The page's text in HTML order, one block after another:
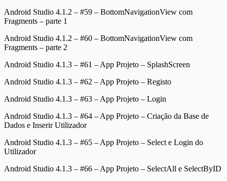
Android Studio 4.1.2 – #59 – BottomNavigationView com
Fragments – parte 1
Android Studio 4.1.2 – #60 – BottomNavigationView com
Fragments – parte 2
Android Studio 4.1.3 – #61 – App Projeto – SplashScreen
Android Studio 4.1.3 – #62 – App Projeto – Registo
Android Studio 4.1.3 – #63 – App Projeto – Login
Android Studio 4.1.3 – #64 – App Projeto – Criação da Base de
Dados e Inserir Utilizador
Android Studio 4.1.3 – #65 – App Projeto – Select e Login do
Utilizador
Android Studio 4.1.3 – #66 – App Projeto – SelectAll e SelectByID